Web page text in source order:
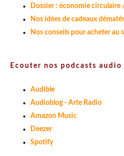
Dossier : économie circulaire
Nos idées de cadeaux
Nos conseils pour acheter au
Ecouter nos podcasts audio
Audible
Audioblog - Arte Radio
Amazon Music
Deezer
Spotify